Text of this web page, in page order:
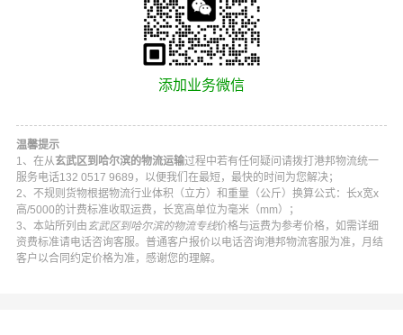
添加业务微信
温馨提示
1、在从玄武区到哈尔滨的物流运输过程中若有任何疑问请拨打 港邦物流统一
服务电话132 0517 9689 ，以便我们在最短，最快的时间为您解决；
2、不规则货物根据物流行业体积（立方）和重量（公斤）换算公式：长x宽x
高/5000的计费标准收取运费，长宽高单位为毫米（mm）；
3、本站所列由 玄武区到哈尔滨的物流专线价格与运费为参考价格，如需详细
资费标准请电话咨询客服。普通客户报价以电话咨询港邦物流客服为准，月结
客户以合同约定价格为准，感谢您的理解。